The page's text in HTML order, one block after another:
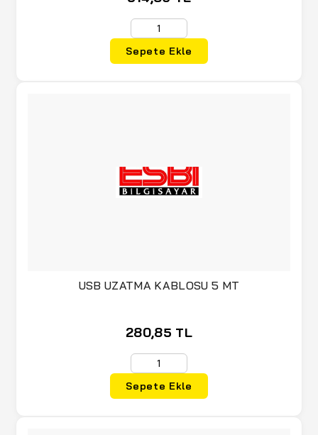
Sepete Ekle
USB UZATMA KABLOSU 5 MT
280,85 TL
Sepete Ekle